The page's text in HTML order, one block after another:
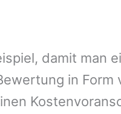
damit man
in Form